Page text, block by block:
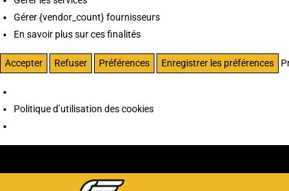
Gérer {vendor_count} fournisseurs
En savoir plus sur ces finalités
Accepter Refuser Préférences Enregistrer les préférences
Politique d’utilisation des cookies